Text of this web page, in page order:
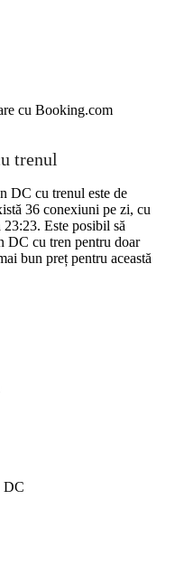
cu Booking.com
trenul
DC cu trenul este de
36 conexiuni pe zi, cu
Este posibil să
DC cu tren pentru doar
bun preț pentru această
DC